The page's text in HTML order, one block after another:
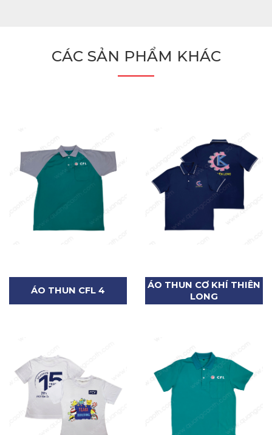
CÁC SẢN PHẨM KHÁC
ÁO THUN CFL 4
ÁO THUN CƠ KHÍ THIÊN
LONG